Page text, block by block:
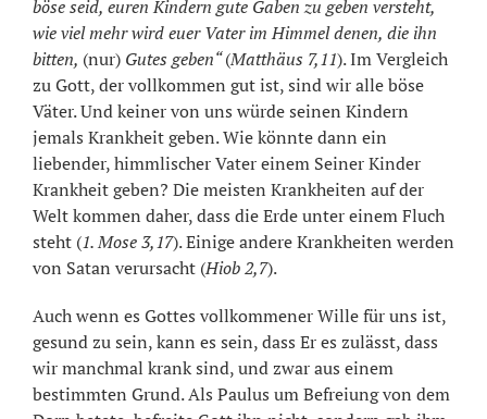
böse seid, euren Kindern gute Gaben zu geben versteht,
wie viel mehr wird euer Vater im Himmel denen, die ihn
bitten, (nur)Gutes geben“(Matthäus 7,11). Im Vergleich
zu Gott, der vollkommen gut ist, sind wir alle böse
Väter. Und keiner von uns würde seinen Kindern
jemals Krankheit geben. Wie könnte dann ein
liebender, himmlischer Vater einem Seiner Kinder
Krankheit geben? Die meisten Krankheiten auf der
Welt kommen daher, dass die Erde unter einem Fluch
steht (1. Mose 3,17). Einige andere Krankheiten werden
von Satan verursacht (Hiob 2,7).
Auch wenn es Gottes vollkommener Wille für uns ist,
gesund zu sein, kann es sein, dass Er es zulässt, dass
wir manchmal krank sind, und zwar aus einem
bestimmten Grund. Als Paulus um Befreiung von dem